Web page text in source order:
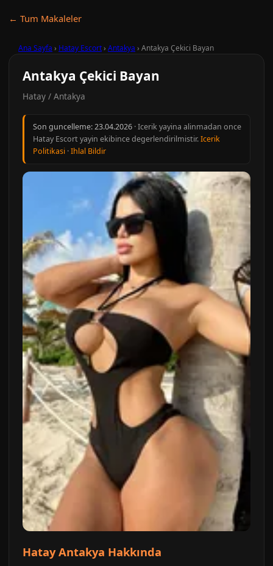
← Tum Makaleler
Ana Sayfa › Hatay Escort› Antakya › Antakya Çekici Bayan
Antakya Çekici Bayan
Hatay / Antakya
Son guncelleme:23.04.2026 · Icerik yayina alinmadan once
Hatay Escort yayin ekibince degerlendirilmistir.Icerik
Politikasi ·Ihlal Bildir
Hatay Antakya Hakkında